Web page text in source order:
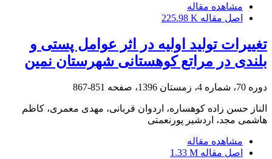
مشاهده مقاله
اصل مقاله 225.98 K
تغییرات تولید اولیه در اثر عوامل پستی و
بلندی در مراتع کوهستانی شهرستان نمین
دوره 70، شماره 4، زمستان 1396، صفحه 851-867
الناز حسن زاده کوهساره، اردوان قربانی، مهدی معمری، کاظم
هاشمی مجد، اردشیر پورنعمتی
مشاهده مقاله
اصل مقاله 1.33 M